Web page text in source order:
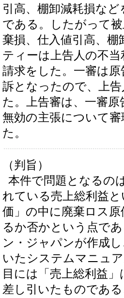
引高、棚卸減耗損な
である。したがって
棄損、仕入値引高、
ティーは上告人の不
請求をした。一審は
訴となったので、上
た。上告審は、一審
無効の主張について
た。
（判旨）
本件で問題となるの
れている売上総利益
価」の中に廃棄ロス
るか否かという点で
ン・ジャパンが作成
いたシステムマニュ
目には「売上総利益
差し引いたものであ